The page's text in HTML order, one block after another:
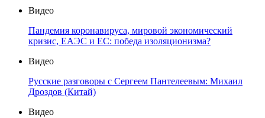
Видео
Пандемия коронавируса, мировой экономический
кризис, ЕАЭС и ЕС: победа изоляционизма?
Видео
Русские разговоры с Сергеем Пантелеевым: Михаил
Дроздов (Китай)
Видео